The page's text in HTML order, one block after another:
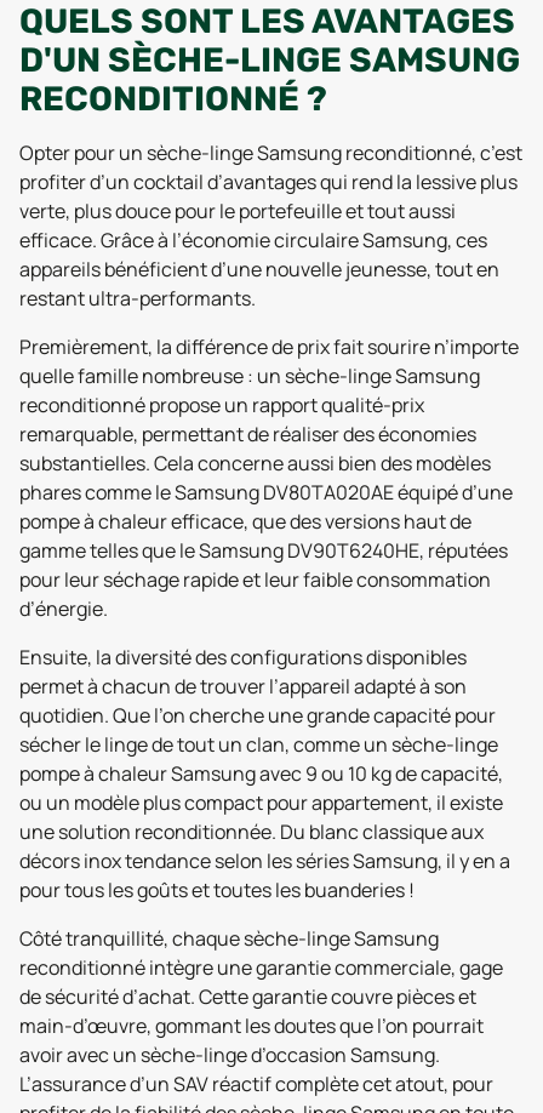
QUELS SONT LES AVANTAGES
D'UN SÈCHE-LINGE SAMSUNG
RECONDITIONNÉ ?
Opter pour un sèche-linge Samsung reconditionné, c’est
profiter d’un cocktail d’avantages qui rend la lessive plus
verte, plus douce pour le portefeuille et tout aussi
efficace. Grâce à l’économie circulaire Samsung, ces
appareils bénéficient d’une nouvelle jeunesse, tout en
restant ultra-performants.
Premièrement, la différence de prix fait sourire n’importe
quelle famille nombreuse : un sèche-linge Samsung
reconditionné propose un rapport qualité-prix
remarquable, permettant de réaliser des économies
substantielles. Cela concerne aussi bien des modèles
phares comme le Samsung DV80TA020AE équipé d’une
pompe à chaleur efficace, que des versions haut de
gamme telles que le Samsung DV90T6240HE, réputées
pour leur séchage rapide et leur faible consommation
d’énergie.
Ensuite, la diversité des configurations disponibles
permet à chacun de trouver l’appareil adapté à son
quotidien. Que l’on cherche une grande capacité pour
sécher le linge de tout un clan, comme un sèche-linge
pompe à chaleur Samsung avec 9 ou 10 kg de capacité,
ou un modèle plus compact pour appartement, il existe
une solution reconditionnée. Du blanc classique aux
décors inox tendance selon les séries Samsung, il y en a
pour tous les goûts et toutes les buanderies !
Côté tranquillité, chaque sèche-linge Samsung
reconditionné intègre une garantie commerciale, gage
de sécurité d’achat. Cette garantie couvre pièces et
main-d’œuvre, gommant les doutes que l’on pourrait
avoir avec un sèche-linge d’occasion Samsung.
L’assurance d’un SAV réactif complète cet atout, pour